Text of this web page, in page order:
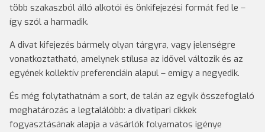
több szakaszból álló alkotói és önkifejezési formát fed le –
így szól a harmadik.
A divat kifejezés bármely olyan tárgyra, vagy jelenségre
vonatkoztatható, amelynek stílusa az idővel változik és az
egyének kollektív preferenciáin alapul – emígy a negyedik.
És még folytathatnám a sort, de talán az egyik összefoglaló
meghatározás a legtalálóbb: a divatipari cikkek
fogyasztásának alapja a vásárlók folyamatos igénye